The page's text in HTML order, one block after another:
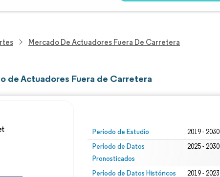
Mercado De Actuadores Fuera De Carretera
de Actuadores Fuera de Carretera
Período de Estudio 2019 - 2030
Período de Datos
Pronosticados
2025 - 2030
Período de Datos Históricos 2019 - 2023